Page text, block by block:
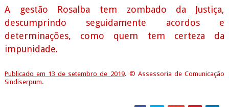
A gestão Rosalba tem zombado da Justiça,
descumprindo seguidamente acordos e
determinações, como quem tem certeza da
impunidade.
Publicado em 13 de setembro de 2019. © Assessoria de Comunicação
Sindiserpum.